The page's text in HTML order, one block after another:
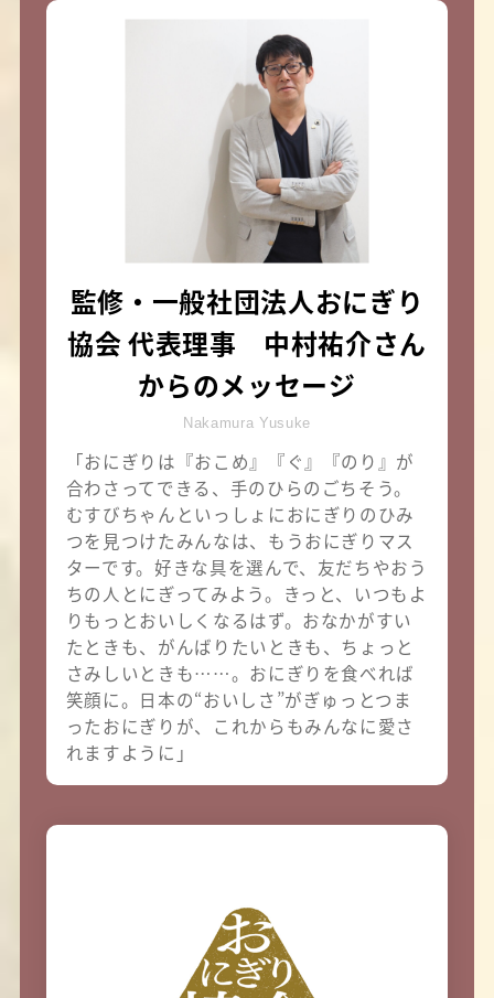
監修・一般社団法人おにぎり
協会 代表理事 中村祐介さん
からのメッセージ
Nakamura Yusuke
「おにぎりは『おこめ』『ぐ』『のり』が
合わさってできる、手のひらのごちそう。
むすびちゃんといっしょにおにぎりのひみ
つを見つけたみんなは、もうおにぎりマス
ターです。好きな具を選んで、友だちやおう
ちの人とにぎってみよう。きっと、いつもよ
りもっとおいしくなるはず。おなかがすい
たときも、がんばりたいときも、ちょっと
さみしいときも……。おにぎりを食べれば
笑顔に。日本の“おいしさ”がぎゅっとつま
ったおにぎりが、これからもみんなに愛さ
れますように」